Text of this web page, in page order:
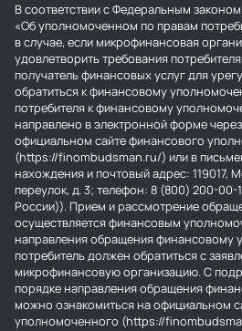
В соответствии с Федеральным
«Об уполномоченном по правам
в случае, если микрофинансовая
удовлетворить требования
получатель финансовых услуг для
обратиться к финансовому
потребителя к финансовому
направлено в электронной форме
официальном сайте финансового
(https://finombudsman.ru/) или в
нахождения и почтовый адрес: 119017,
переулок, д. 3; телефон: 8 (800) 200-00-
России)). Прием и рассмотрение
осуществляется финансовым
направления обращения финансовому
потребитель должен обратиться с
микрофинансовую организацию. С
порядке направления обращения
можно ознакомиться на официальном
уполномоченного (https://